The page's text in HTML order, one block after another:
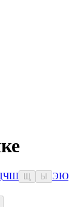
ЧШ Ы ЭЮ